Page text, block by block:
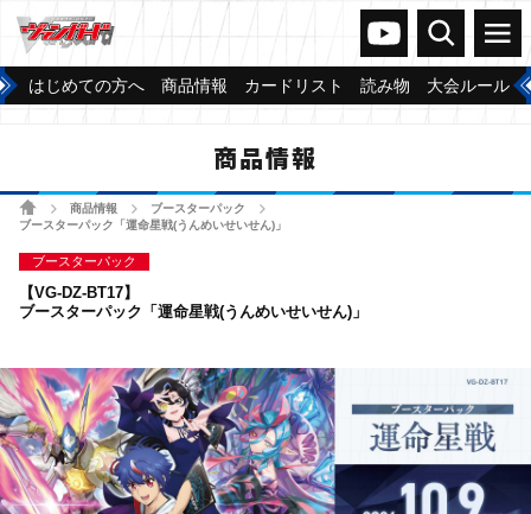
ヴァンガードch
検索 メニュー
はじめての方へ 商品情報 カードリスト 読み物 大会ルール
商品情報
ホーム商品情報 ブースターパック
ブースターパック「運命星戦(うんめいせいせん)」
ブースターパック
【VG-DZ-BT17】
ブースターパック「運命星戦(うんめいせいせん)」